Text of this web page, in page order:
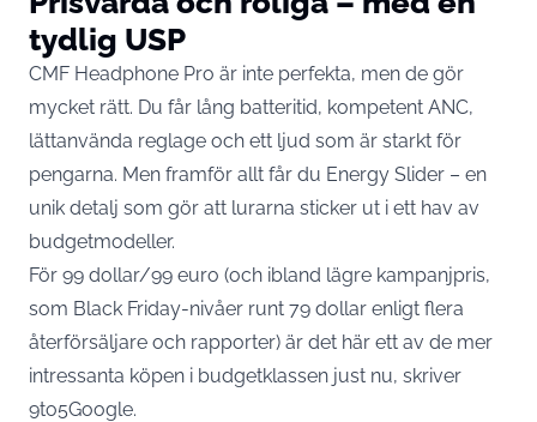
tydlig USP
CMF Headphone Pro är inte perfekta, men de gör
mycket rätt. Du får lång batteritid, kompetent ANC,
lättanvända reglage och ett ljud som är starkt för
pengarna. Men framför allt får du Energy Slider – en
unik detalj som gör att lurarna sticker ut i ett hav av
budgetmodeller.
För 99 dollar/99 euro (och ibland lägre kampanjpris,
som Black Friday-nivåer runt 79 dollar enligt flera
återförsäljare och rapporter) är det här ett av de mer
intressanta köpen i budgetklassen just nu, skriver
9to5Google.